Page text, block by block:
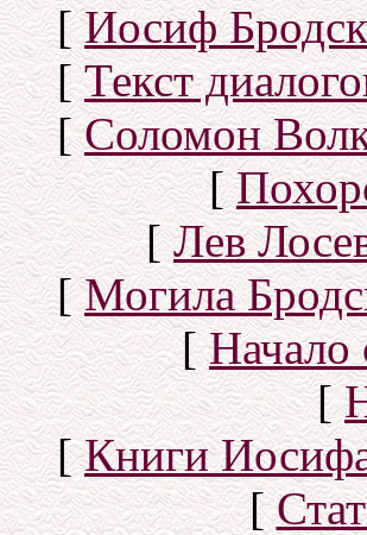
[Иосиф
[Текст
[Соломон
[
[Лев
[Могила
[Начало
[
[Книги
[